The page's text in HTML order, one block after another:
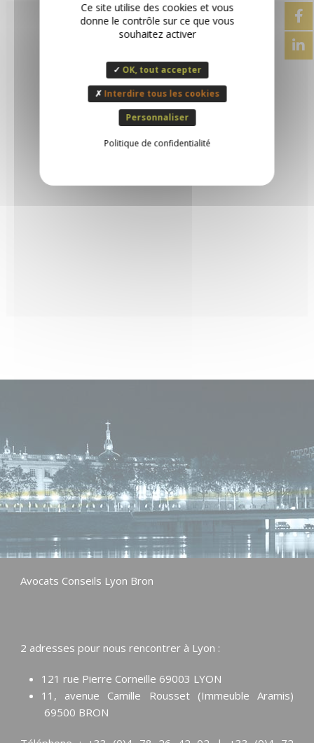
Avocats Conseils Lyon Bron
2 adresses pour nous rencontrer à Lyon :
121 rue Pierre Corneille 69003 LYON
11, avenue Camille Rousset (Immeuble Aramis)
69500 BRON
Ce site utilise des cookies et vous
donne le contrôle sur ce que vous
souhaitez activer
OK, tout accepter
Interdire tous les cookies
Personnaliser
Politique de confidentialité